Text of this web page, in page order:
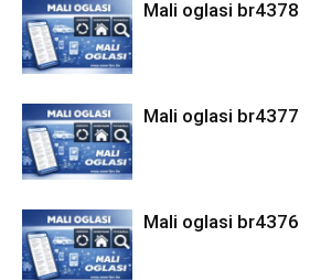
Mali oglasi br4378
Mali oglasi br4377
Mali oglasi br4376